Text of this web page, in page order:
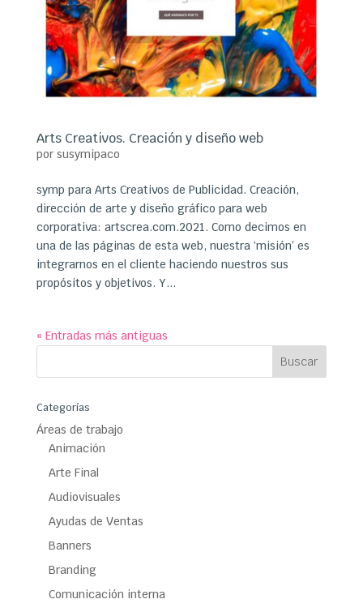
Arts Creativos. Creación y diseño web
por susymipaco
symp para Arts Creativos de Publicidad. Creación,
dirección de arte y diseño gráfico para web
corporativa: artscrea.com.2021. Como decimos en
una de las páginas de esta web, nuestra ‘misión’ es
integrarnos en el cliente haciendo nuestros sus
propósitos y objetivos. Y...
« Entradas más antiguas
Categorías
Áreas de trabajo
Animación
Arte Final
Audiovisuales
Ayudas de Ventas
Banners
Branding
Comunicación interna